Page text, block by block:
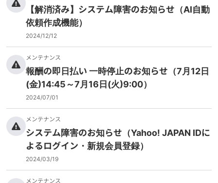
【解消済み】システム障害のお知らせ（AI自動
依頼作成機能）
2024/12/12
メンテナンス
報酬の即日払い 一時停止のお知らせ（7月12日
(金)14:45～7月16日(火)9:00）
2024/07/01
メンテナンス
システム障害のお知らせ（Yahoo! JAPAN IDに
よるログイン・新規会員登録）
2024/03/19
メンテナンス